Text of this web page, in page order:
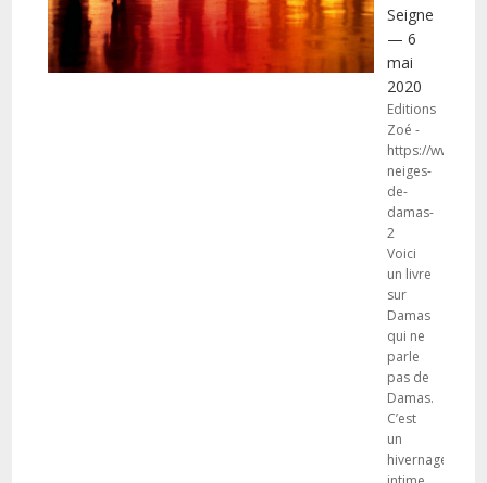
Seigne
— 6
mai
2020
Editions
Zoé -
https://
neiges-
de-
damas-
2
Voici
un livre
sur
Damas
qui ne
parle
pas de
Damas.
C’est
un
hivernage